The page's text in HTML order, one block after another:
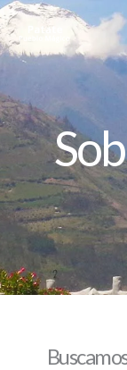
Ir
al
contenido